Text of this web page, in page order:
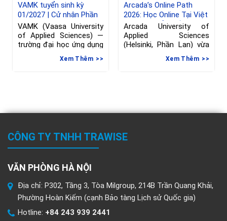
VAMK tuyển sinh kỳ
01/2027 | Cử nhân Phần
Lan ngành Kỹ thuật
VAMK (Vaasa University
of Applied Sciences) —
trường đại học ứng dụng
Xem Thêm
Arcada’s Online Path
2026: Học Online Tại Việt
Nam, Chuyển Tiếp Sang
Phần Lan, hạn đăng ký
đến 08/06/2026
Arcada University of
Applied Sciences
(Helsinki, Phần Lan) vừa
gia hạn deadline nộp đơn
Xem Thêm
CÔNG TY TNHH TRAWISE
VĂN PHÒNG HÀ NỘI
Địa chỉ: P302, Tầng 3, Tòa Milgroup, 214B Trần Quang Khải,
Phường Hoàn Kiếm (cạnh Bảo tàng Lịch sử Quốc gia)
Hotline: +84 243 939 2441